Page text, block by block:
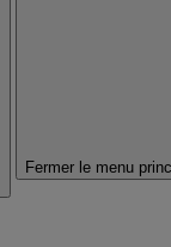
Fermer le menu